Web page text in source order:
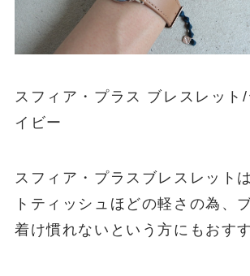
お気に入りの腕時計と合わせ